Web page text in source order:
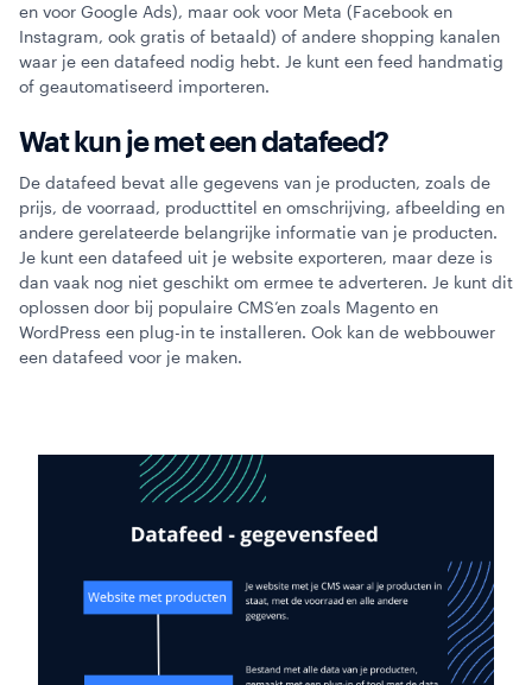
en voor Google Ads), maar ook voor Meta (Facebook en
Instagram, ook gratis of betaald) of andere shopping kanalen
waar je een datafeed nodig hebt. Je kunt een feed handmatig
of geautomatiseerd importeren.
Wat kun je met een datafeed?
De datafeed bevat alle gegevens van je producten, zoals de
prijs, de voorraad, producttitel en omschrijving, afbeelding en
andere gerelateerde belangrijke informatie van je producten.
Je kunt een datafeed uit je website exporteren, maar deze is
dan vaak nog niet geschikt om ermee te adverteren. Je kunt dit
oplossen door bij populaire CMS’en zoals Magento en
WordPress een plug-in te installeren. Ook kan de webbouwer
een datafeed voor je maken.